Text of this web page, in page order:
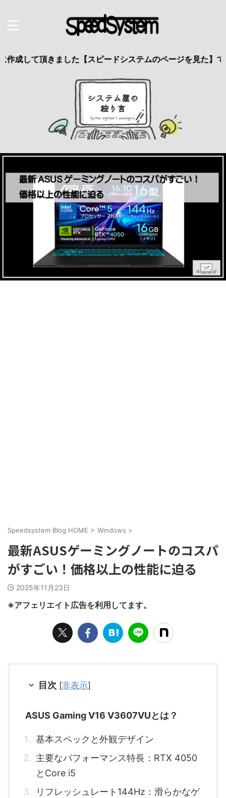
た【スピードシステムのページを見た】で特典あり 興味
Speedsystem Blog HOME > Windows >
最新ASUSゲーミングノートのコスパ
がすごい！価格以上の性能に迫る
2025年11月23日
※アフェリエイト広告を利用してます。
目次 [非表示]
ASUS Gaming V16 V3607VUとは？
基本スペックと外観デザイン
主要なパフォーマンス特長：RTX 4050
とCore i5
リフレッシュレート144Hz：滑らかなゲ